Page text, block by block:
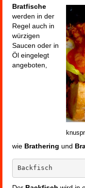
Bratfische
werden in der
Regel auch in
würzigen
Saucen oder in
Öl eingelegt
angeboten,
wie Brathering und
Backfisch